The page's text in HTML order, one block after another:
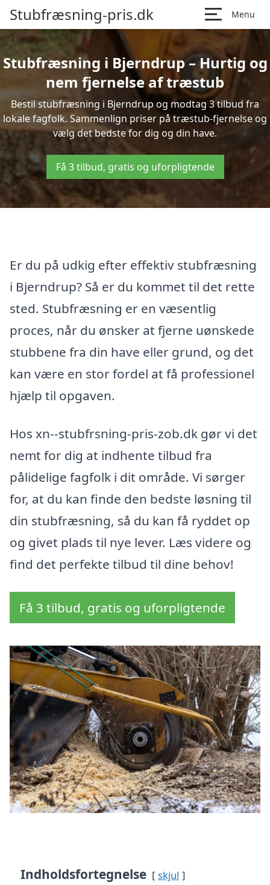
Stubfræsning-pris.dk Menu
Stubfræsning i Bjerndrup – Hurtig og
nem fjernelse af træstub
Bestil stubfræsning i Bjerndrup og modtag 3 tilbud fra
lokale fagfolk. Sammenlign priser på træstub-fjernelse og
vælg det bedste for dig og din have.
Få 3 tilbud, gratis og uforpligtende
Er du på udkig efter effektiv stubfræsning
i Bjerndrup? Så er du kommet til det rette
sted. Stubfræsning er en væsentlig
proces, når du ønsker at fjerne uønskede
stubbene fra din have eller grund, og det
kan være en stor fordel at få professionel
hjælp til opgaven.
Hos xn--stubfrsning-pris-zob.dk gør vi det
nemt for dig at indhente tilbud fra
pålidelige fagfolk i dit område. Vi sørger
for, at du kan finde den bedste løsning til
din stubfræsning, så du kan få ryddet op
og givet plads til nye lever. Læs videre og
find det perfekte tilbud til dine behov!
Få 3 tilbud, gratis og uforpligtende
Indholdsfortegnelse skjul